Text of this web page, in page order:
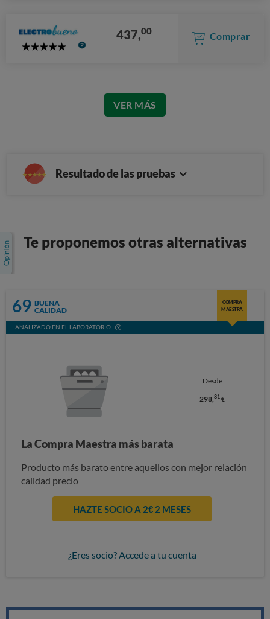
5
437,00 Comprar
VER MÁS
Resultado de las pruebas
Te proponemos otras alternativas
69 BUENA
CALIDAD
COMPRA
MAESTRA
ANALIZADO EN EL LABORATORIO
Desde
298,81 €
La Compra Maestra más barata
Producto más barato entre aquellos con mejor relación
calidad precio
HAZTE SOCIO A 2€ 2 MESES
¿Eres socio? Accede a tu cuenta